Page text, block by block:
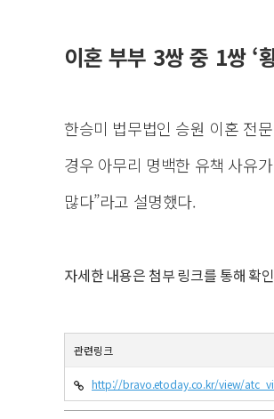
이혼 부부 3쌍 중 1쌍 ‘
한승미 법무법인 승원 이혼 전
경우 아무리 명백한 유책 사유
많다”라고 설명했다.
자세한 내용은 첨부 링크를 통해 확
관련링크
http://bravo.etoday.co.kr/view/